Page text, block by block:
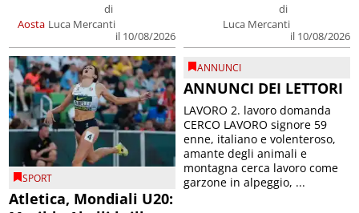
Aosta
di
Luca Mercanti
il 10/08/2026
di
Luca Mercanti
il 10/08/2026
SPORT
Atletica, Mondiali U20:
ANNUNCI
ANNUNCI DEI LETTORI
LAVORO 2. lavoro domanda
CERCO LAVORO signore 59
enne, italiano e volenteroso,
amante degli animali e
montagna cerca lavoro come
garzone in alpeggio, ...